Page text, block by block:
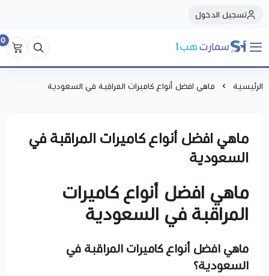
تسجيل الدخول
سمارت هبSmart Hub1
0
الرئيسية ماهي افضل أنواع كاميرات المراقبة في السعودية
ماهي افضل أنواع كاميرات المراقبة في
السعودية
ماهي افضل أنواع كاميرات
المراقبة في السعودية
ماهي افضل أنواع كاميرات المراقبة في
السعودية؟